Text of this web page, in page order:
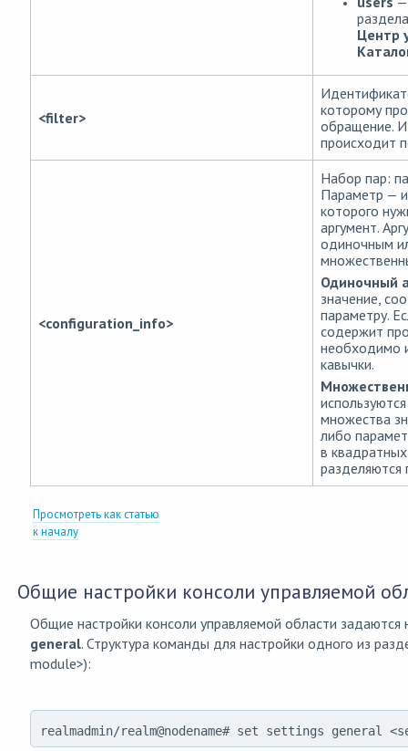
Центр
<filter>
которому
обращение.
происходит
<configuration_info>
Набор пар:
Параметр —
которого
аргумент.
одиночным
Одиночный
значение,
параметру.
содержит
необходимо
кавычки.
множества
либо
в
разделяются
Просмотреть как статью
к началу
Общие настройки консоли управляемой
Общие настройки консоли управляемой области задаются
general. Структура команды для настройки одного из
module>):
realmadmin/realm@nodename# set settings general